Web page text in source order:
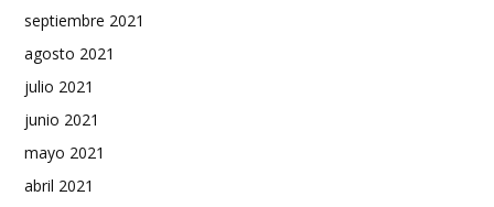
septiembre 2021
agosto 2021
julio 2021
junio 2021
mayo 2021
abril 2021